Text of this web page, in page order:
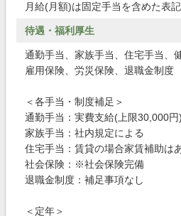
月給(月額)は固定手当を含めた表記
待遇・福利厚生
通勤手当、家族手当、住宅手当、
雇用保険、労災保険、退職金制度
＜各手当・制度補足＞
通勤手当：実費支給(上限30,000
家族手当：社内規定による
住宅手当：賃貸の場合家賃補助
社会保険：※社会保険完備
退職金制度：補足事項なし
＜定年＞